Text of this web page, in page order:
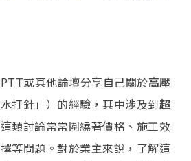
或其他論壇分享自己關於高壓
水打針」）的經驗，其中涉及到超
類討論常常圍繞著價格、施工效
等問題。對於業主來說，了解這